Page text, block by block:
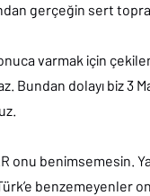
gerçeğin sert
varmak için
Bundan dolayı biz 3
onu benimsemesin.
benzemeyenler